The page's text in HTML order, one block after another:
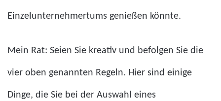
Einzelunternehmertums genießen könnte.
Mein Rat: Seien Sie kreativ und befolgen Sie die
vier oben genannten Regeln. Hier sind einige
Dinge, die Sie bei der Auswahl eines